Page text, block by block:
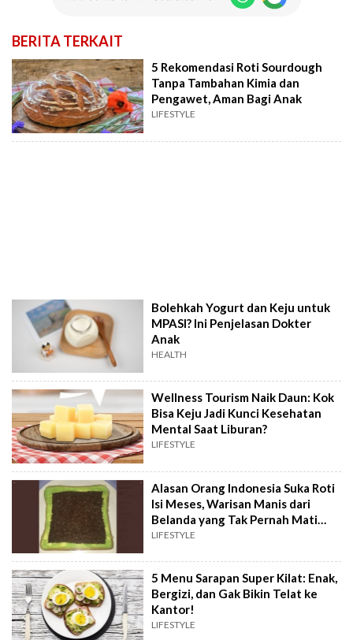
BERITA TERKAIT
5 Rekomendasi Roti Sourdough
Tanpa Tambahan Kimia dan
Pengawet, Aman Bagi Anak
LIFESTYLE
Bolehkah Yogurt dan Keju untuk
MPASI? Ini Penjelasan Dokter
Anak
HEALTH
Wellness Tourism Naik Daun: Kok
Bisa Keju Jadi Kunci Kesehatan
Mental Saat Liburan?
LIFESTYLE
Alasan Orang Indonesia Suka Roti
Isi Meses, Warisan Manis dari
Belanda yang Tak Pernah Mati
Gaya
LIFESTYLE
5 Menu Sarapan Super Kilat: Enak,
Bergizi, dan Gak Bikin Telat ke
Kantor!
LIFESTYLE